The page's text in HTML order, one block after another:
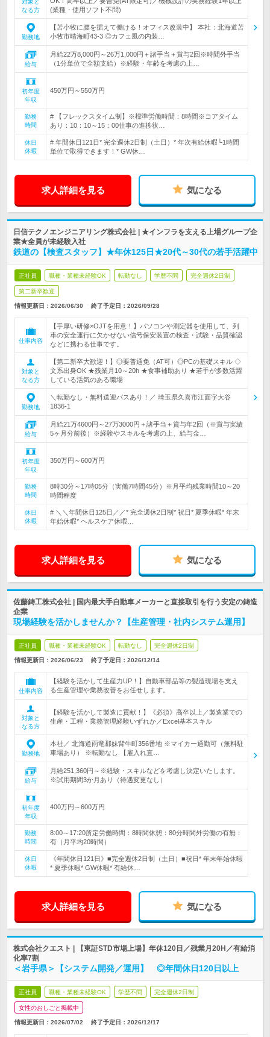
対象と
なる方
(業種・使用ソフト不問)
勤務地
【苫小牧に腰を据えて働ける！オフィス改装中】 本社：北海道苫
小牧市晴海町43-3 ◎カフェ風の内装…
給与
月給22万8,000円～26万1,000円＋諸手当＋賞与2回※時間外手当
（1分単位で全額支給）※経験・年齢を考慮の上…
初年度
年収
450万円～550万円
勤務
時間
# 【フレックスタイム制】※標準労働時間：8時間※コアタイム
あり：10：10～15：00仕事の進捗状…
休日
休暇
# 年間休日121日* 完全週休2日制（土日）* 年次有給休暇└1時間
単位で取得できます！* GW休…
求人詳細を見る 気になる
日信テクノエンジニアリング株式会社 | ★インフラを支える上場グループ企
業★全員が未経験入社
鉄道の【検査スタッフ】★年休125日★20代～30代の若手活躍中
正社員 職種・業種未経験OK 転勤なし 学歴不問 完全週休2日制
第二新卒歓迎
情報更新日：2026/06/30 終了予定日： 2026/09/28
仕事内容
【手厚い研修×OJTを用意！】パソコンや測定器を使用して、列
車の安全運行に欠かせない信号保安装置の検査・試験・品質確認
などに携わる仕事です。
対象と
なる方
【第二新卒大歓迎！】◎要普通免（AT可）◎PCの基礎スキル ◇
文系出身OK ★残業月10～20h ★食事補助あり ★若手が多数活躍
している活気のある職場
勤務地
＼転勤なし・無料送迎バスあり！／ 埼玉県久喜市江面字大谷
1836-1
給与
月給21万4600円～27万3000円＋諸手当＋賞与年2回（※賞与実績
5ヶ月分前後）※経験やスキルを考慮の上、給与金…
初年度
年収
350万円～600万円
勤務
時間
8時30分～17時05分（実働7時間45分）※月平均残業時間10～20
時間程度
休日
休暇
# ＼＼年間休日125日／／* 完全週休2日制* 祝日* 夏季休暇* 年末
年始休暇* ヘルスケア休暇…
求人詳細を見る 気になる
佐藤鋳工株式会社 | 国内最大手自動車メーカーと直接取引を行う安定の鋳造
企業
現場経験を活かしませんか？【生産管理・社内システム運用】
正社員 職種・業種未経験OK 転勤なし 完全週休2日制
情報更新日：2026/06/23 終了予定日： 2026/12/14
仕事内容
【経験を活かして生産力UP！】自動車部品等の製造現場を支え
る生産管理や業務改善をお任せします。
対象と
なる方
【経験を活かして製造に貢献！】《必須》高卒以上／製造業での
生産・工程・業務管理経験いずれか／Excel基本スキル
勤務地
本社／ 北海道雨竜郡妹背牛町356番地 ※マイカー通勤可（無料駐
車場あり） ※転勤なし 【雇入れ直…
給与
月給251,360円～※経験・スキルなどを考慮し決定いたします。
※試用期間3か月あり（待遇変更なし）
初年度
年収
400万円～600万円
勤務
時間
8:00～17:20所定労働時間：8時間休憩：80分時間外労働の有無：
有（月平均20時間）
休日
休暇
《年間休日121日》■完全週休2日制（土日）■祝日* 年末年始休暇
* 夏季休暇* GW休暇* 有給休…
求人詳細を見る 気になる
株式会社クエスト | 【東証STD市場上場】年休120日／残業月20H／有給消
化率7割
＜岩手県＞【システム開発／運用】 ◎年間休日120日以上
正社員 職種・業種未経験OK 学歴不問 完全週休2日制
女性のおしごと掲載中
情報更新日：2026/07/02 終了予定日： 2026/12/17